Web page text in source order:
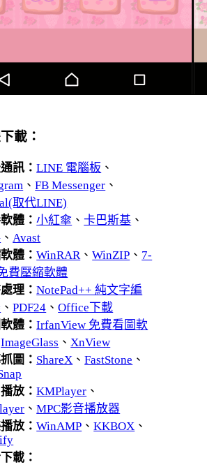
載：
訊：LINE 電腦板 、
、FB Messenger 、
取代LINE)
體：小紅傘 、卡巴斯基 、
、 Avast
體：WinRAR 、WinZIP 、 7-
費壓縮軟體
理：NotePad++ 純文字編
、PDF24 、Office下載
體：IrfanView 免費看圖軟
ImageGlass 、 XnView
圖： ShareX 、FastStone 、
放：KMPlayer 、
、MPC影音播放器
放：WinAMP 、KKBOX 、
載：